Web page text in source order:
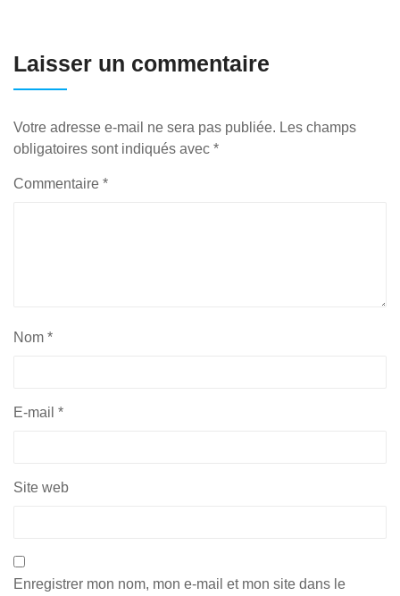
Laisser un commentaire
Votre adresse e-mail ne sera pas publiée. Les champs
obligatoires sont indiqués avec *
Commentaire *
Nom *
E-mail *
Site web
Enregistrer mon nom, mon e-mail et mon site dans le